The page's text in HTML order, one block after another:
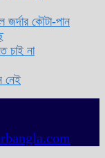
কৌটা-পান
চাই না
নেই